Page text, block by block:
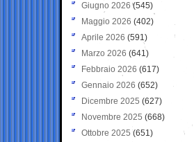
Giugno 2026 (545)
Maggio 2026 (402)
Aprile 2026 (591)
Marzo 2026 (641)
Febbraio 2026 (617)
Gennaio 2026 (652)
Dicembre 2025 (627)
Novembre 2025 (668)
Ottobre 2025 (651)